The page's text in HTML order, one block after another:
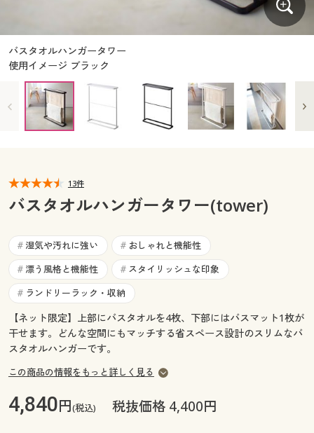
大きいサイズ 事務・制服
カタログ・チラシからのご注文
デジタルカタログ
カタログ無料プレゼント
マイページ
閲覧履歴
お気に入り
サポート
ご利用ガイド
よくある質問とお問い合わせ
カタログ無料プレゼント
会員メニュー
閲覧履歴
サポート
ご利用ガイド
よくある質問とお問い合わせ
バスタオルハンガータワー
使用イメージ ブラック
13件
バスタオルハンガータワー(tower)
# 湿気や汚れに強い # おしゃれと機能性
# 漂う風格と機能性 # スタイリッシュな印象
# ランドリーラック・収納
【ネット限定】上部にバスタオルを4枚、下部にはバスマット1枚が
干せます。どんな空間にもマッチする省スペース設計のスリムなバ
スタオルハンガーです。
この商品の情報をもっと詳しく見る
4,840円(税込) 税抜価格 4,400円